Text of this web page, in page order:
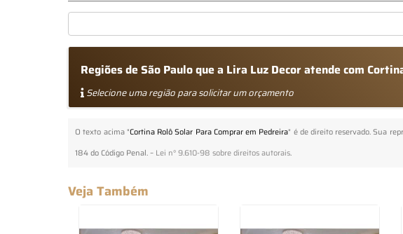
Regiões de São Paulo que a Lira Luz Decor atende com
Selecione uma região para solicitar um orçamento
O texto acima "Cortina Rolô Solar Para Comprar em Pedreira" é de direito reservado. Sua
184 do Código Penal. – Lei n° 9.610-98 sobre direitos autorais.
Veja Também